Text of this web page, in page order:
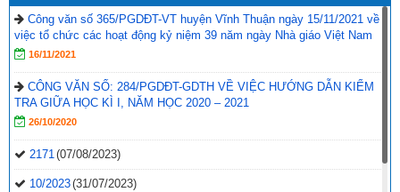
Công văn số 365/PGDĐT-VT huyện Vĩnh Thuận ngày 15/11/2021 về
việc tổ chức các hoạt động kỷ niệm 39 năm ngày Nhà giáo Việt Nam
16/11/2021
CÔNG VĂN SỐ: 284/PGDĐT-GDTH VỀ VIỆC HƯỚNG DẪN KIỂM
TRA GIỮA HỌC KÌ I, NĂM HỌC 2020 – 2021
26/10/2020
2171(07/08/2023)
10/2023(31/07/2023)